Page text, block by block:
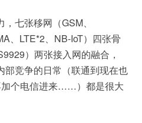
七张移网（GSM、
、LTE*2、NB-IoT）四张骨
）两张接入网的融合，
部竞争的日常（联通到现在也
加个电信进来……）都是很大